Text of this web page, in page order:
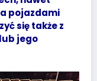
pojazdami
się także z
jego